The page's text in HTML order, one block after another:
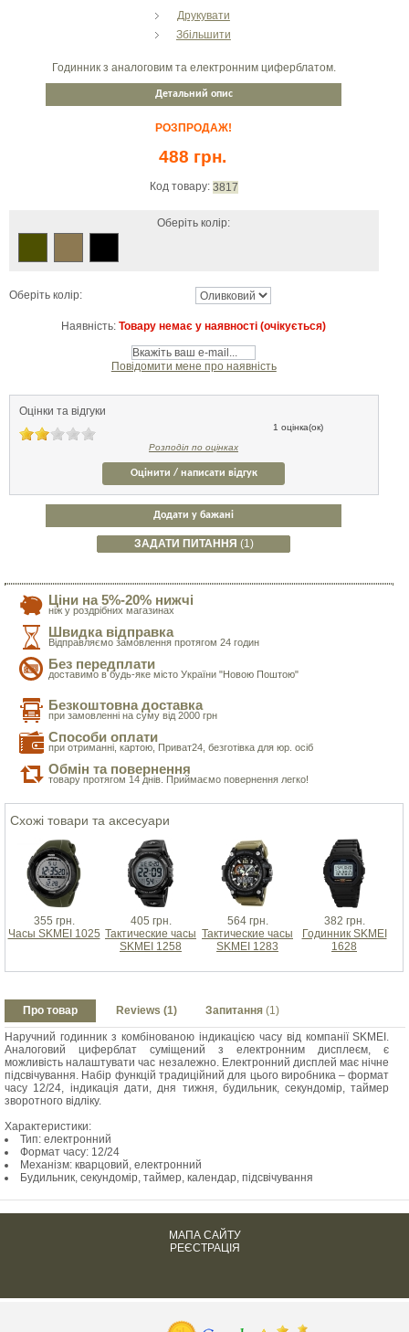
Друкувати
Збільшити
Годинник з аналоговим та електронним циферблатом.
Детальний опис
РОЗПРОДАЖ!
488 грн.
Код товару: 3817
Оберіть колір:
Оберіть колір:
Наявність: Товару немає у наявності (очікується)
Повідомити мене про наявність
Оцінки та відгуки
1 оцінка(ок)
Розподіл по оцінках
Оцінити / написати відгук
Додати у бажані
ЗАДАТИ ПИТАННЯ (1)
Ціни на 5%-20% нижчі
ніж у роздрібних магазинах
Швидка відправка
Відправляємо замовлення протягом 24 годин
Без передплати
доставимо в будь-яке місто України "Новою Поштою"
Безкоштовна доставка
при замовленні на суму від 2000 грн
Способи оплати
при отриманні, картою, Приват24, безготівка для юр. осіб
Обмін та повернення
товару протягом 14 днів. Приймаємо повернення легко!
Схожі товари та аксесуари
355 грн.
Часы SKMEI 1025
405 грн.
Тактические часы
SKMEI 1258
564 грн.
Тактические часы
SKMEI 1283
382 грн.
Годинник SKMEI
1628
Про товар Reviews (1) Запитання (1)
Наручний годинник з комбінованою індикацією часу від компанії SKMEI.
Аналоговий циферблат суміщений з електронним дисплеєм, є
можливість налаштувати час незалежно. Електронний дисплей має нічне
підсвічування. Набір функцій традиційний для цього виробника – формат
часу 12/24, індикація дати, дня тижня, будильник, секундомір, таймер
зворотного відліку.
Характеристики:
Тип: електронний
Формат часу: 12/24
Механізм: кварцовий, електронний
Будильник, секундомір, таймер, календар, підсвічування
МАПА САЙТУ
РЕЄСТРАЦІЯ